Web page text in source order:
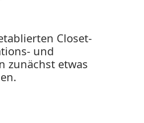
Closet-
und
zunächst etwas